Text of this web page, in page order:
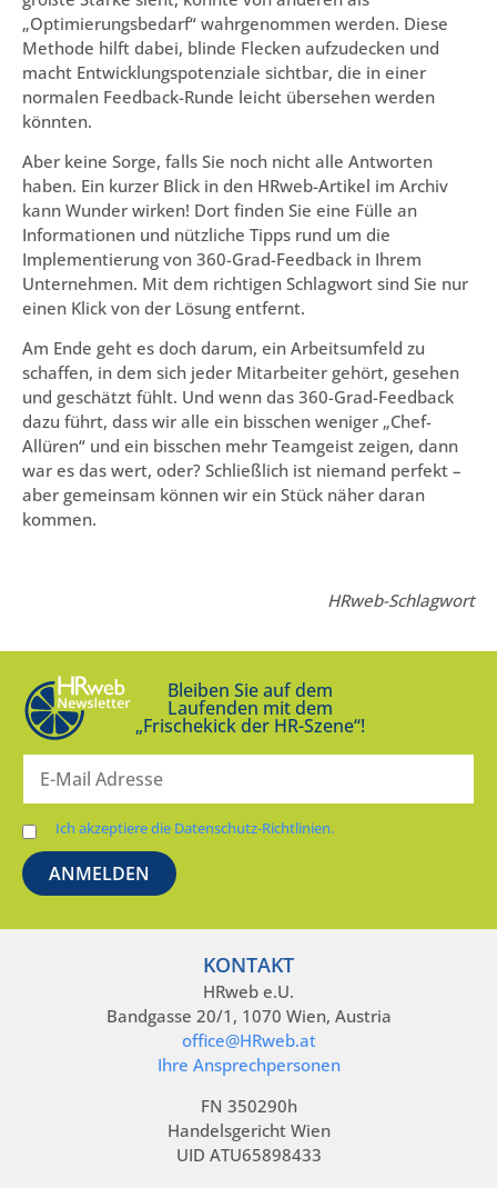
„Optimierungsbedarf“ wahrgenommen werden. Diese
Methode hilft dabei, blinde Flecken aufzudecken und
macht Entwicklungspotenziale sichtbar, die in einer
normalen Feedback-Runde leicht übersehen werden
könnten.
Aber keine Sorge, falls Sie noch nicht alle Antworten
haben. Ein kurzer Blick in den HRweb-Artikel im Archiv
kann Wunder wirken! Dort finden Sie eine Fülle an
Informationen und nützliche Tipps rund um die
Implementierung von 360-Grad-Feedback in Ihrem
Unternehmen. Mit dem richtigen Schlagwort sind Sie nur
einen Klick von der Lösung entfernt.
Am Ende geht es doch darum, ein Arbeitsumfeld zu
schaffen, in dem sich jeder Mitarbeiter gehört, gesehen
und geschätzt fühlt. Und wenn das 360-Grad-Feedback
dazu führt, dass wir alle ein bisschen weniger „Chef-
Allüren“ und ein bisschen mehr Teamgeist zeigen, dann
war es das wert, oder? Schließlich ist niemand perfekt –
aber gemeinsam können wir ein Stück näher daran
kommen.
HRweb-Schlagwort
Bleiben Sie auf dem
Laufenden mit dem
„Frischekick der HR-Szene“!
Ich akzeptiere die Datenschutz-Richtlinien.
KONTAKT
HRweb e.U.
Bandgasse 20/1, 1070 Wien, Austria
office@HRweb.at
Ihre Ansprechpersonen
FN 350290h
Handelsgericht Wien
UID ATU65898433